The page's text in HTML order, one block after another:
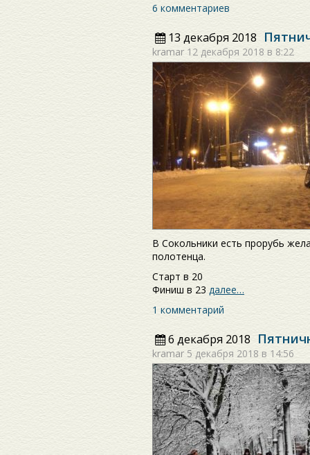
6 комментариев
13 декабря 2018
kramar 12 декабря 2018 в 8:22
В Сокольники есть прорубь
полотенца.
Старт в 20
Финиш в 23 далее…
1 комментарий
6 декабря 2018
kramar 5 декабря 2018 в 14:56